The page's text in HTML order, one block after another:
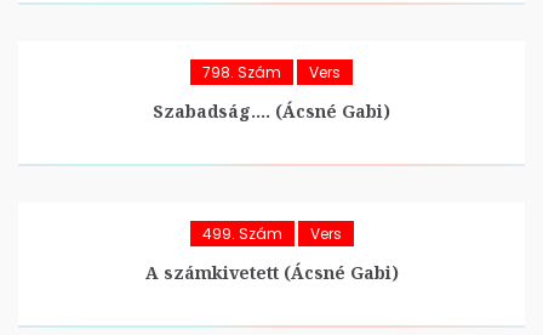
798. Szám Vers
Szabadság…. (Ácsné Gabi)
499. Szám Vers
A számkivetett (Ácsné Gabi)